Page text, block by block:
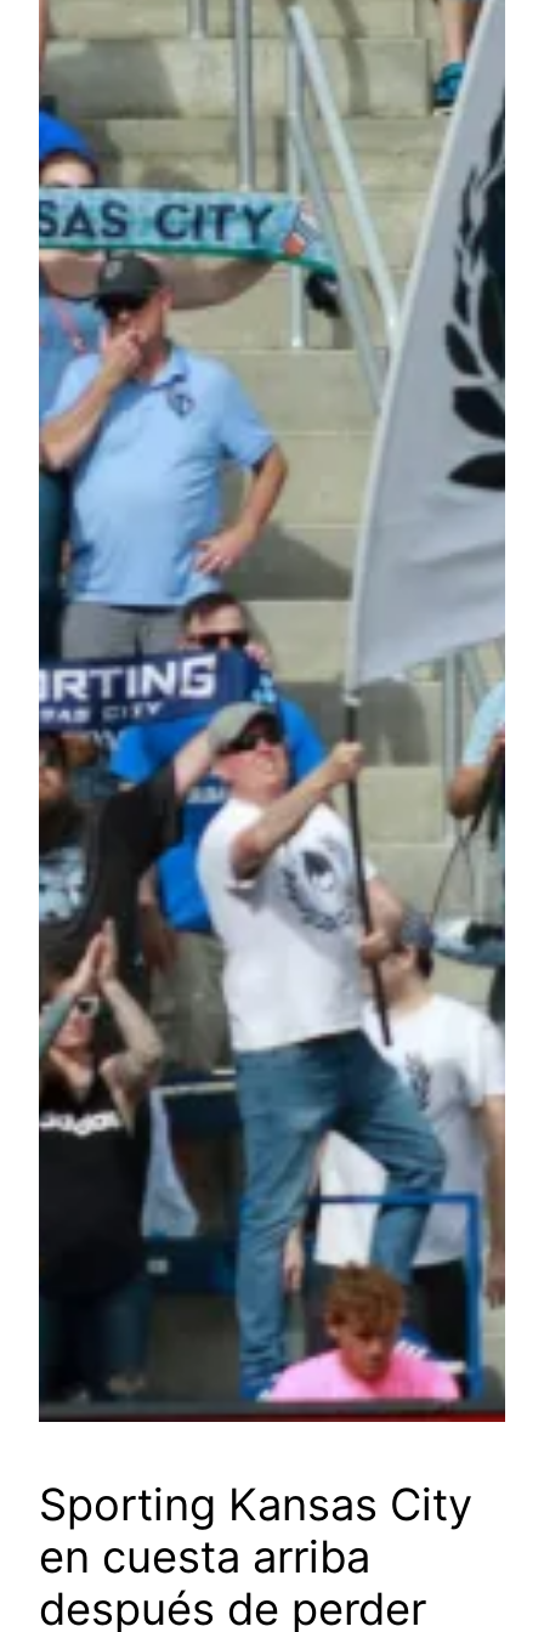
Sporting Kansas City
en cuesta arriba
después de perder